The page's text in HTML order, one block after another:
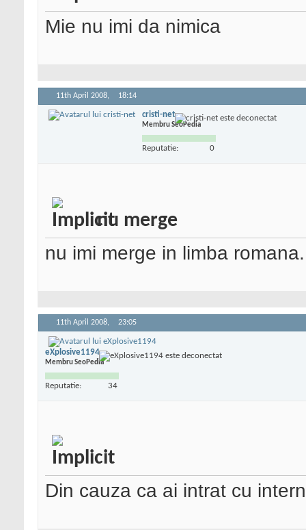
Mie nu imi da nimica
11th April 2008, 18:14
cristi-net
Membru SeoPedia
Reputatie: 0
nu merge
nu imi merge in limba
11th April 2008, 23:05
eXplosive1194
Membru SeoPedia
Reputatie: 34
Din cauza ca ai intrat cu